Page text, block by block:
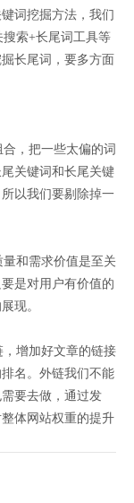
词挖掘方法，我们
索+长尾词工具等
长尾词，要多方面
，把一些太偏的词
关键词和长尾关键
以我们要剔除掉一
和需求价值是至关
是对用户有价值的
现。
增加好文章的链接
名。外链我们不能
要去做，通过发
体网站权重的提升